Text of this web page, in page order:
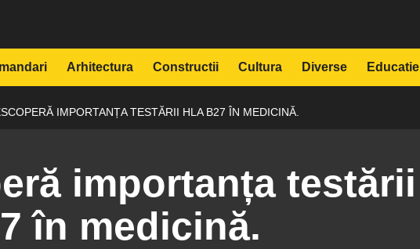
Arhitectura Constructii Cultura Diverse Educatie
IMPORTANȚA TESTĂRII HLA B27 ÎN MEDICINĂ.
importanța testării
în medicină.